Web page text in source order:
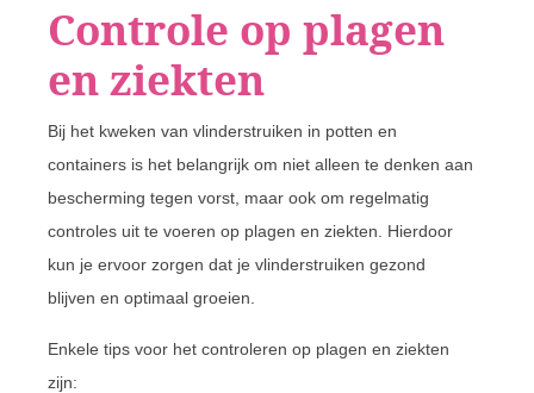
Controle op plagen
en ziekten
Bij het kweken van vlinderstruiken in potten en
containers is het belangrijk om niet alleen te denken aan
bescherming tegen vorst, maar ook om regelmatig
controles uit te voeren op plagen en ziekten. Hierdoor
kun je ervoor zorgen dat je vlinderstruiken gezond
blijven en optimaal groeien.
Enkele tips voor het controleren op plagen en ziekten
zijn: